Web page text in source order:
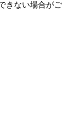
きない場合がご